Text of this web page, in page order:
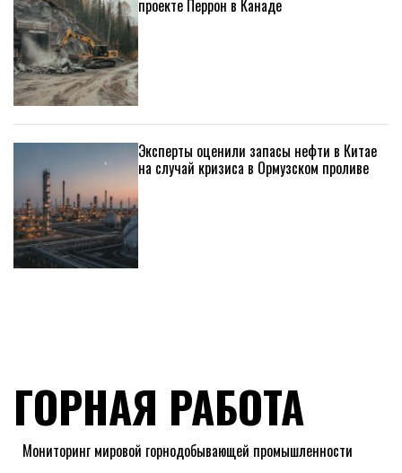
проекте Перрон в Канаде
Эксперты оценили запасы нефти в Китае
на случай кризиса в Ормузском проливе
ГОРНАЯ РАБОТА
Мониторинг мировой горнодобывающей промышленности